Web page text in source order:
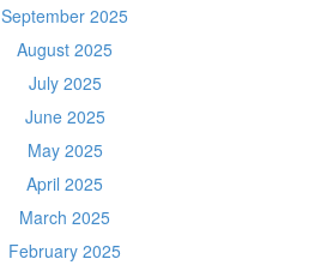
September 2025
August 2025
July 2025
June 2025
May 2025
April 2025
March 2025
February 2025